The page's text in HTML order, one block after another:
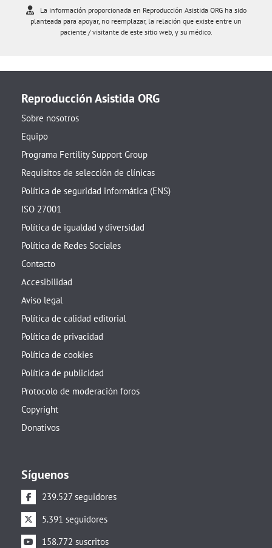
La información proporcionada en Reproducción Asistida ORG ha sido
planteada para apoyar, no reemplazar, la relación que existe entre un
paciente / visitante de este sitio web, y su médico.
Reproducción Asistida ORG
Sobre nosotros
Equipo
Programa Fertility Support Group
Requisitos de selección de clínicas
Política de seguridad informática (ENS)
ISO 27001
Política de igualdad y diversidad
Política de Redes Sociales
Contacto
Accesibilidad
Aviso legal
Política de calidad editorial
Política de privacidad
Política de cookies
Política de publicidad
Protocolo de moderación foros
Copyright
Donativos
Síguenos
239.527 seguidores
5.391 seguidores
158.772 suscritos